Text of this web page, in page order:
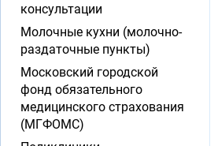
консультации
Молочные кухни (молочно-
раздаточные пункты)
Московский городской
фонд обязательного
медицинского страхования
(МГФОМС)